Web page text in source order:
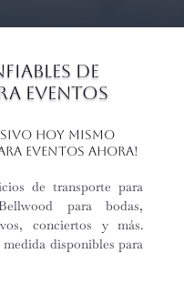
de
Eventos
hoy mismo
Eventos Ahora!
de transporte para
para bodas,
conciertos y más.
disponibles para